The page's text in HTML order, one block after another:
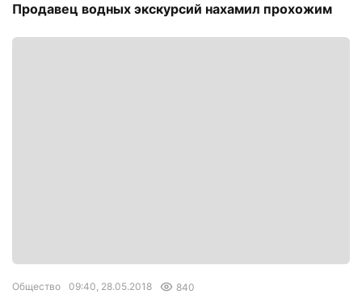
Продавец водных экскурсий нахамил прохожим
Общество 09:40, 28.05.2018 840